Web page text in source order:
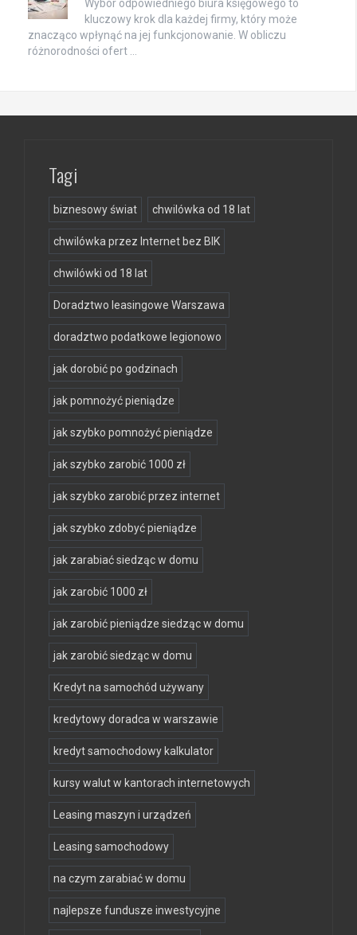
Wybór odpowiedniego biura księgowego to
kluczowy krok dla każdej firmy, który może
znacząco wpłynąć na jej funkcjonowanie. W obliczu
różnorodności ofert …
Tagi
biznesowy świat chwilówka od 18 lat
chwilówka przez Internet bez BIK
chwilówki od 18 lat
Doradztwo leasingowe Warszawa
doradztwo podatkowe legionowo
jak dorobić po godzinach
jak pomnożyć pieniądze
jak szybko pomnożyć pieniądze
jak szybko zarobić 1000 zł
jak szybko zarobić przez internet
jak szybko zdobyć pieniądze
jak zarabiać siedząc w domu
jak zarobić 1000 zł
jak zarobić pieniądze siedząc w domu
jak zarobić siedząc w domu
Kredyt na samochód używany
kredytowy doradca w warszawie
kredyt samochodowy kalkulator
kursy walut w kantorach internetowych
Leasing maszyn i urządzeń
Leasing samochodowy
na czym zarabiać w domu
najlepsze fundusze inwestycyjne